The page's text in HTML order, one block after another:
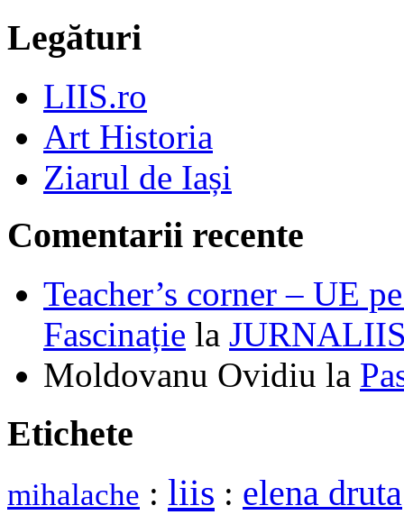
Legături
LIIS.ro
Art Historia
Ziarul de Iași
Comentarii recente
Teacher’s corner – UE
Fascinație la
Moldovanu Ovidiu la
Etichete
mihalache : liis : elena druta